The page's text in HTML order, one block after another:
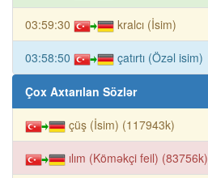
03:59:30 kralcı (İsim)
03:58:50 çatırtı (Özəl isim)
Çox Axtarılan Sözlər
çüş (İsim) (117943k)
ılım (Köməkçi feil) (83756k)